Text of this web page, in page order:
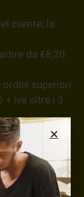
cliente; la
da €8,20
ordini superiori
+ iva oltre i 3
in contanti
+ iva.